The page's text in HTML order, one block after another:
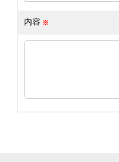
内容